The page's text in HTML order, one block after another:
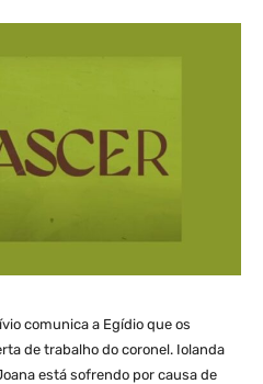
comunica a Egídio que os
de trabalho do coronel. Iolanda
está sofrendo por causa de